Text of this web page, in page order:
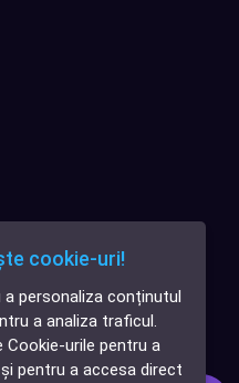
✕
Cauți o aplicație
software?
griji.
cookie-uri!
personaliza conținutul
a analiza traficul.
urile pentru a
pentru a accesa direct